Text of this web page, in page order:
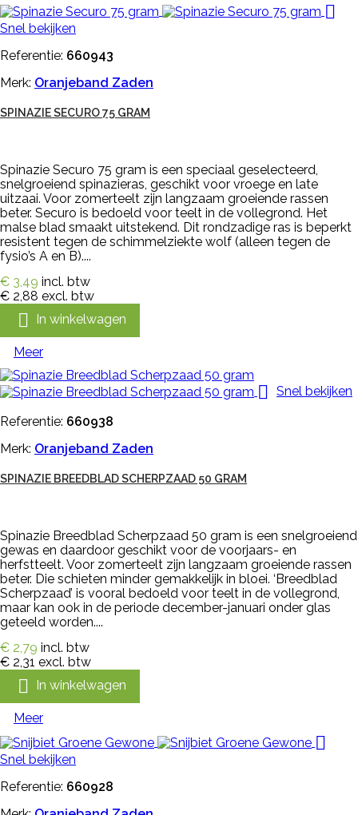

Snel bekijken
Referentie: 660943
Merk: Oranjeband Zaden
SPINAZIE SECURO 75 GRAM
Spinazie Securo 75 gram is een speciaal geselecteerd,
snelgroeiend spinazieras, geschikt voor vroege en late
uitzaai. Voor zomerteelt zijn langzaam groeiende rassen
beter. Securo is bedoeld voor teelt in de vollegrond. Het
malse blad smaakt uitstekend. Dit rondzadige ras is beperkt
resistent tegen de schimmelziekte wolf (alleen tegen de
fysio’s A en B)....
€ 3,49 incl. btw
€ 2,88 excl. btw
 In winkelwagen
Meer
 Snel bekijken
Referentie: 660938
Merk: Oranjeband Zaden
SPINAZIE BREEDBLAD SCHERPZAAD 50 GRAM
Spinazie Breedblad Scherpzaad 50 gram is een snelgroeiend
gewas en daardoor geschikt voor de voorjaars- en
herfstteelt. Voor zomerteelt zijn langzaam groeiende rassen
beter. Die schieten minder gemakkelijk in bloei. ‘Breedblad
Scherpzaad’ is vooral bedoeld voor teelt in de vollegrond,
maar kan ook in de periode december-januari onder glas
geteeld worden....
€ 2,79 incl. btw
€ 2,31 excl. btw
 In winkelwagen
Meer

Snel bekijken
Referentie: 660928